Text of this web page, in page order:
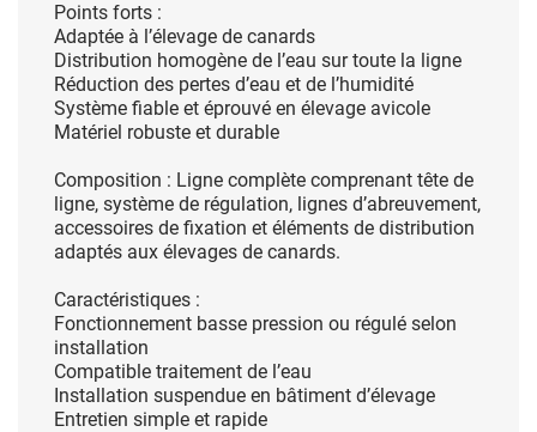
Points forts :
Adaptée à l’élevage de canards
Distribution homogène de l’eau sur toute la ligne
Réduction des pertes d’eau et de l’humidité
Système fiable et éprouvé en élevage avicole
Matériel robuste et durable
Composition : Ligne complète comprenant tête de
ligne, système de régulation, lignes d’abreuvement,
accessoires de fixation et éléments de distribution
adaptés aux élevages de canards.
Caractéristiques :
Fonctionnement basse pression ou régulé selon
installation
Compatible traitement de l’eau
Installation suspendue en bâtiment d’élevage
Entretien simple et rapide